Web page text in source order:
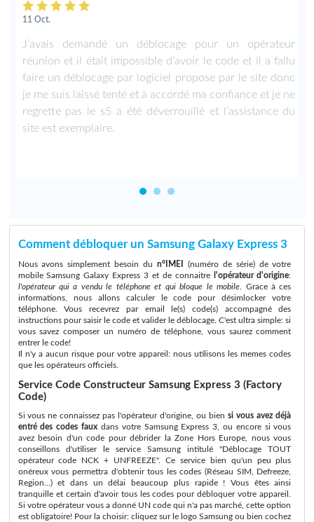
11 Oct.
J’avais demandé un déblocage pour un opérateur
réunion et il était impossible d’avoir le code et il a fallu
faire un déblocage par logiciel propose par le site donc
je me suis laissé tenté et à accordé ma confiance et je ne
regrette pas le s5 a été déverrouillé et l’assistance du
site est exemplaire.
Comment débloquer un Samsung Galaxy Express 3
Nous avons simplement besoin du n°IMEI
(numéro de série) de votre
mobile Samsung Galaxy Express 3 et de connaitre
l'opérateur d'origine:
l'opérateur qui a vendu le téléphone et qui bloque le mobile . Grace à ces
informations, nous allons calculer le code pour désimlocker votre
téléphone. Vous recevrez par email le(s) code(s) accompagné des
instructions pour saisir le code et valider le déblocage. C'est ultra simple: si
vous savez composer un numéro de téléphone, vous saurez comment
entrer le code!
Il n'y a aucun risque pour votre appareil: nous utilisons les memes codes
que les opérateurs officiels.
Service Code Constructeur Samsung Express 3 (Factory
Code)
Si vous ne connaissez pas l'opérateur d'origine, ou bien si vous avez déjà
entré des codes faux dans votre Samsung Express 3, ou encore si vous
avez besoin d'un code pour débrider la Zone Hors Europe, nous vous
conseillons d'utiliser le service Samsung intitulé "Déblocage TOUT
opérateur code NCK + UNFREEZE". Ce service bien qu'un peu plus
onéreux vous permettra d'obtenir tous les codes (Réseau SIM, Defreeze,
Region...) et dans un délai beaucoup plus rapide ! Vous êtes ainsi
tranquille et certain d'avoir tous les codes pour débloquer votre appareil.
Si votre opérateur vous a donné UN code qui n'a pas marché, cette option
est obligatoire! Pour la choisir: cliquez sur le logo Samsung ou bien cochez